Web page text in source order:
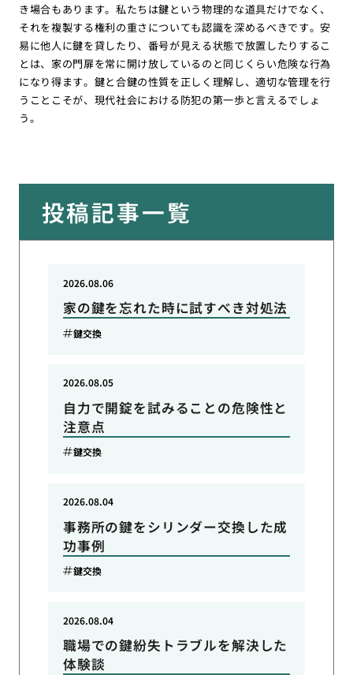
き場合もあります。私たちは鍵という物理的な道具だけでなく、
それを複製する権利の重さについても認識を深めるべきです。安
易に他人に鍵を貸したり、番号が見える状態で放置したりするこ
とは、家の門扉を常に開け放しているのと同じくらい危険な行為
になり得ます。鍵と合鍵の性質を正しく理解し、適切な管理を行
うことこそが、現代社会における防犯の第一歩と言えるでしょ
う。
投稿記事一覧
家の鍵を忘れた時に試すべき対処法
2026.08.06
鍵交換
自力で開錠を試みることの危険性と
注意点
2026.08.05
鍵交換
事務所の鍵をシリンダー交換した成
功事例
2026.08.04
鍵交換
職場での鍵紛失トラブルを解決した
体験談
2026.08.04